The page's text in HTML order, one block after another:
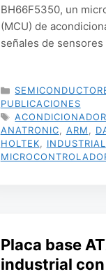
BH66F5350, un
(MCU) de
señales de
CATEGORÍAS
PUBLICACIONES
ETIQUETAS
ANATRONIC
ARM
HOLTEK
INDUSTRIAL
Placa base
industrial con